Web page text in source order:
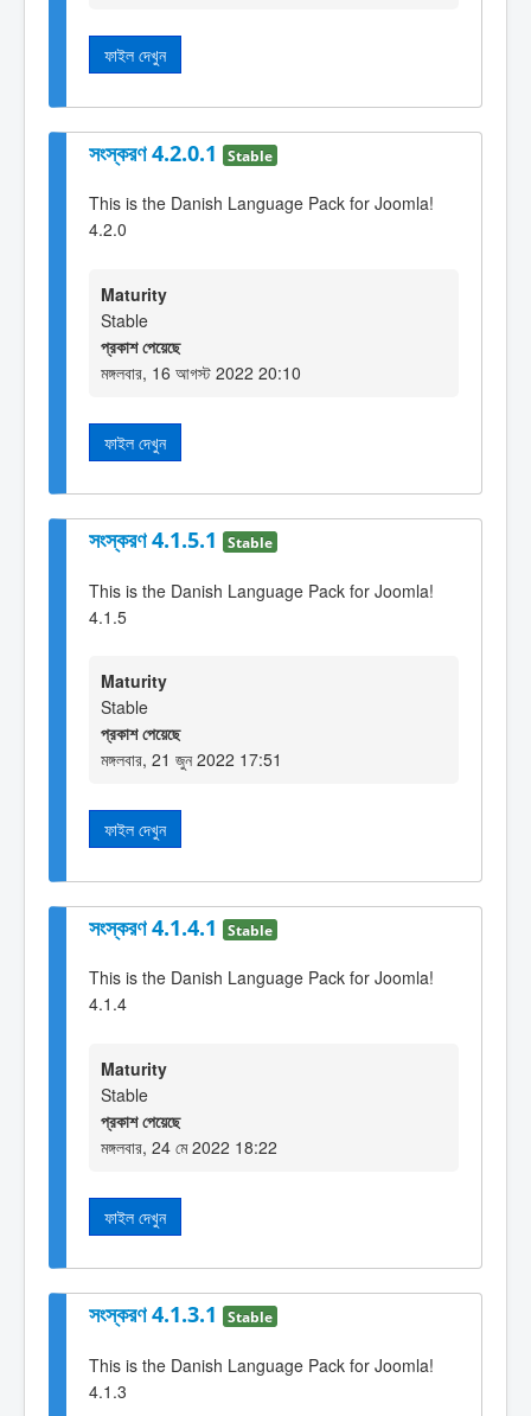
ফাইল দেখুন
সংস্করণ 4.2.0.1 Stable
This is the Danish Language Pack for Joomla!
4.2.0
Maturity
Stable
প্রকাশ পেয়েছে
মঙ্গলবার, 16 আগস্ট 2022 20:10
ফাইল দেখুন
সংস্করণ 4.1.5.1 Stable
This is the Danish Language Pack for Joomla!
4.1.5
Maturity
Stable
প্রকাশ পেয়েছে
মঙ্গলবার, 21 জুন 2022 17:51
ফাইল দেখুন
সংস্করণ 4.1.4.1 Stable
This is the Danish Language Pack for Joomla!
4.1.4
Maturity
Stable
প্রকাশ পেয়েছে
মঙ্গলবার, 24 মে 2022 18:22
ফাইল দেখুন
সংস্করণ 4.1.3.1 Stable
This is the Danish Language Pack for Joomla!
4.1.3